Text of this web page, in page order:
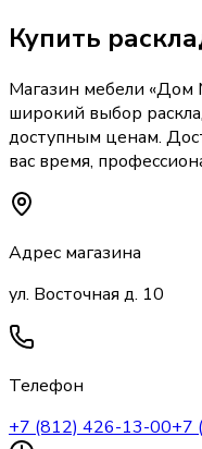
Купить
Магазин мебели «Дом
широкий выбор
доступным ценам.
вас время,
Адрес магазина
ул. Восточная д. 10
Телефон
+7 (812) 426-13-00+7